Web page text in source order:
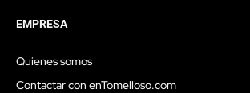
EMPRESA
Quienes somos
Contactar con enTomelloso.com